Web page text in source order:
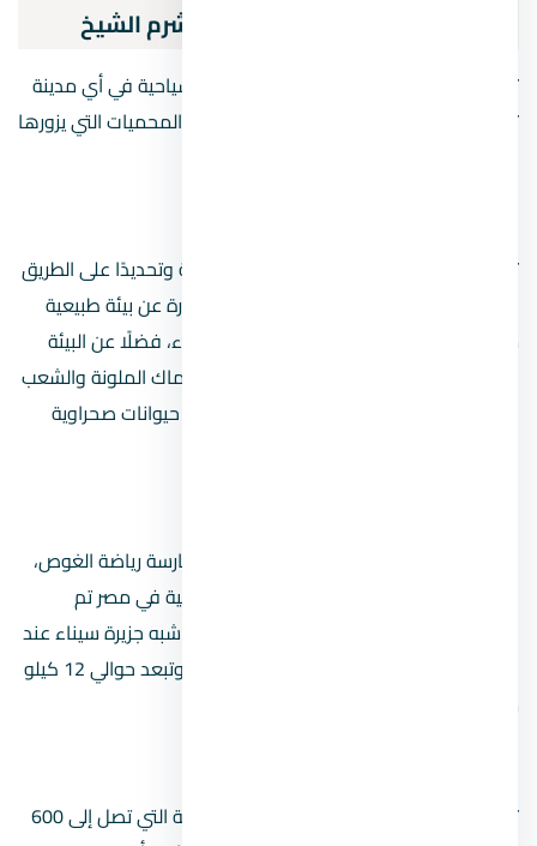
أهم المحميات الطبيعية بمدينة شرم الشيخ
تعد المحميات الطبيعية من أهم الأماكن السياحية في أي مدينة
تقع بها، وتضم مدينة شرم الشيخ العديد من المحميات التي يزورها
تقع على خليج العقبة بمنطقة وادي الرساسة وتحديدًا على الطريق
الواقع بين مدينة شرم الشيخ وطابا، وتعد عبارة عن بيئة طبيعية
متكاملة جمعت بين الوديان والجبال والصحراء، فضلًا عن البيئة
البحرية المميزة التي توجد بها التي تضم الأسماك الملونة والشعب
المرجانية، بالإضافة إلى البيئة البرية التي تضم حيوانات صحراوية
فضلًا عن أهمية منطقة رأس محمد في ممارسة رياضة الغوص،
فلها أهمية أخرى بضمها لأول محمية طبيعية في مصر تم
الإعلان عنها في عام 1983، وتقع في جنوب شبه جزيرة سيناء عند
نقطة التقاء خليج السويس مع خليج العقبة، وتبعد حوالي 12 كيلو
تعد أكبر المحميات بالمدينة من حيث المساحة التي تصل إلى 600